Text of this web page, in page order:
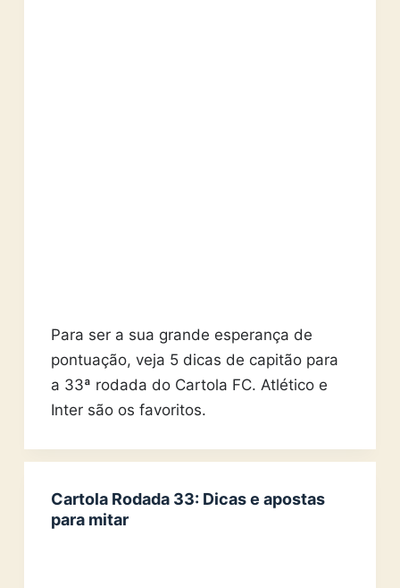
Para ser a sua grande esperança de
pontuação, veja 5 dicas de capitão para
a 33ª rodada do Cartola FC. Atlético e
Inter são os favoritos.
Cartola Rodada 33: Dicas e apostas
para mitar